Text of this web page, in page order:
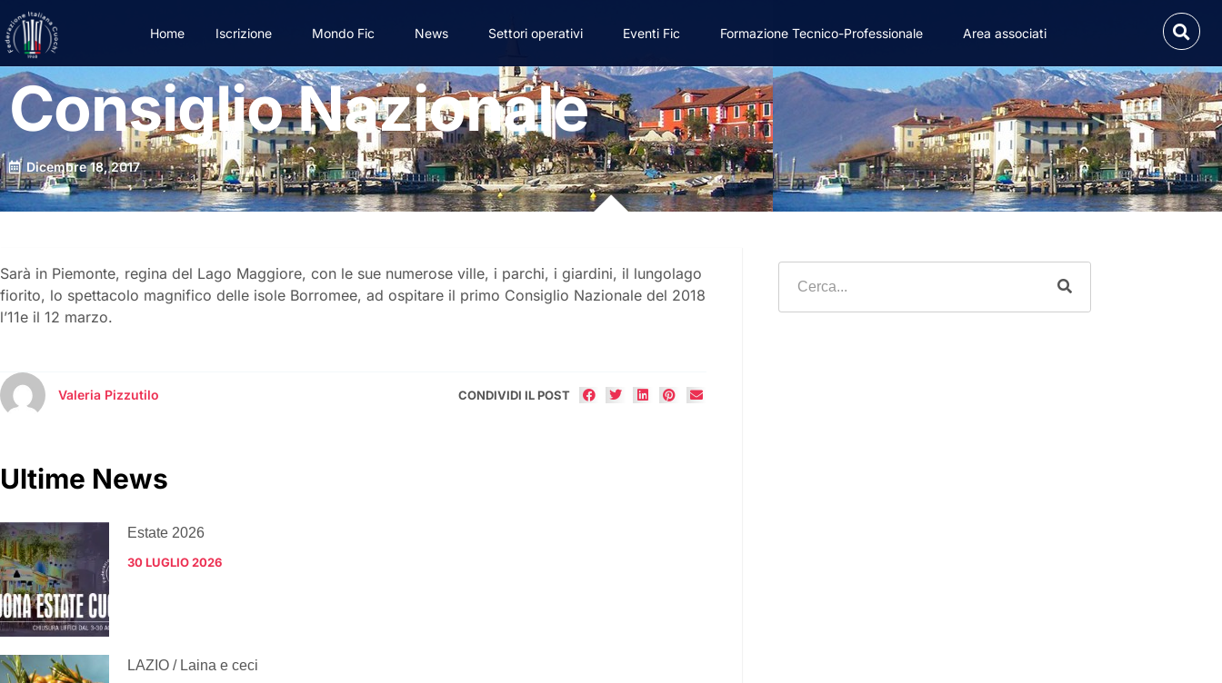
Home Iscrizione Mondo Fic News Settori operativi Eventi Fic Formazione Tecnico-Professionale Area associati
Consiglio Nazionale
Dicembre 18, 2017
Sarà in Piemonte, regina del Lago Maggiore, con le sue numerose ville, i parchi, i giardini, il lungolago
fiorito, lo spettacolo magnifico delle isole Borromee, ad ospitare il primo Consiglio Nazionale del 2018
l’11e il 12 marzo.
Valeria Pizzutilo CONDIVIDI IL POST
Ultime News
Estate 2026
30 LUGLIO 2026
LAZIO / Laina e ceci